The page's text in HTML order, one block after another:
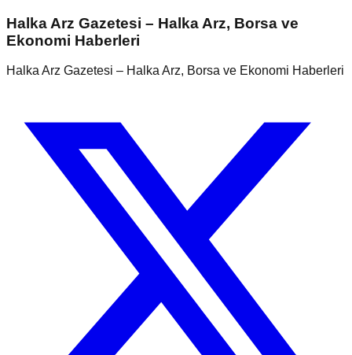
Halka Arz Gazetesi – Halka Arz, Borsa ve
Ekonomi Haberleri
Halka Arz Gazetesi – Halka Arz, Borsa ve Ekonomi Haberleri